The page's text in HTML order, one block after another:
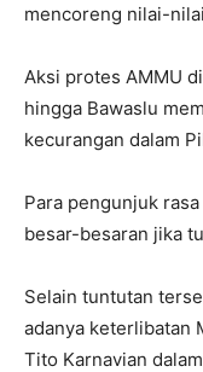
mencoreng nilai-
Aksi protes AMMU
hingga Bawaslu
kecurangan dalam
Para pengunjuk
besar-besaran jika
Selain tuntutan
adanya keterlibatan
Tito Karnavian